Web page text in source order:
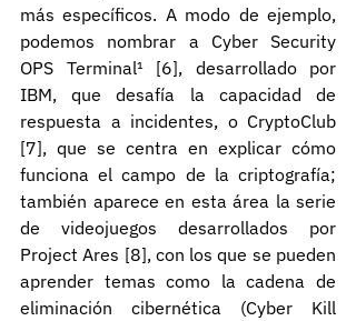
más específicos. A modo de ejemplo,
podemos nombrar a Cyber Security
OPS Terminal¹ [6], desarrollado por
IBM, que desafía la capacidad de
respuesta a incidentes, o CryptoClub
[7], que se centra en explicar cómo
funciona el campo de la criptografía;
también aparece en esta área la serie
de videojuegos desarrollados por
Project Ares [8], con los que se pueden
aprender temas como la cadena de
eliminación cibernética (Cyber Kill